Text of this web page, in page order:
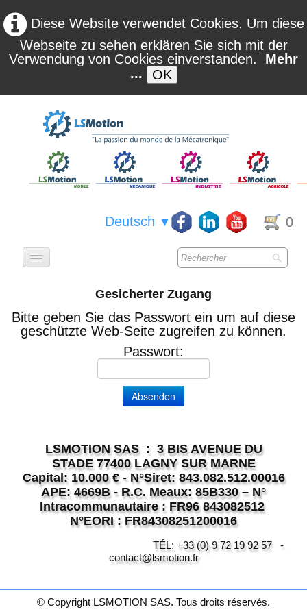
Diese Website verwendet Cookies. Um diese
Webseite zu sehen erklären Sie sich mit der
Verwendung von Cookies einverstanden. Mehr
...
OK
Deutsch ▼ 0
NOS DIVISIONS ▼
Gesicherter Zugang
Bitte geben Sie das Passwort ein um auf diese
geschützte Web-Seite zugreifen zu können.
Passwort:
LSMOTION SAS : 3 BIS AVENUE DU
STADE 77400 LAGNY SUR MARNE
Capital: 10.000 € - N°Siret: 843.082.512.00016
APE: 4669B - R.C. Meaux: 85B330 – N°
Intracommunautaire : FR96 843082512
N°EORI : FR84308251200016
TÉL: +33 (0) 9 72 19 92 57 -
contact@lsmotion.fr
© Copyright LSMOTION SAS. Tous droits réservés.